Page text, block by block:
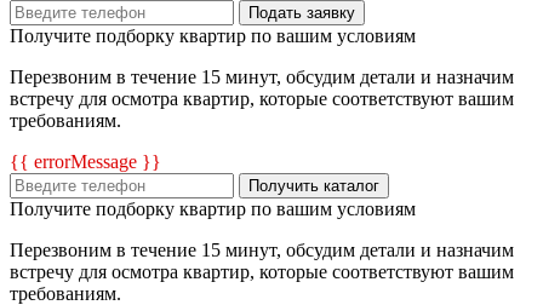
Подать заявку
Получите подборку квартир по вашим условиям
Перезвоним в течение 15 минут, обсудим детали и назначим
встречу для осмотра квартир, которые соответствуют вашим
требованиям.
{{ errorMessage }}
Получить каталог
Получите подборку квартир по вашим условиям
Перезвоним в течение 15 минут, обсудим детали и назначим
встречу для осмотра квартир, которые соответствуют вашим
требованиям.